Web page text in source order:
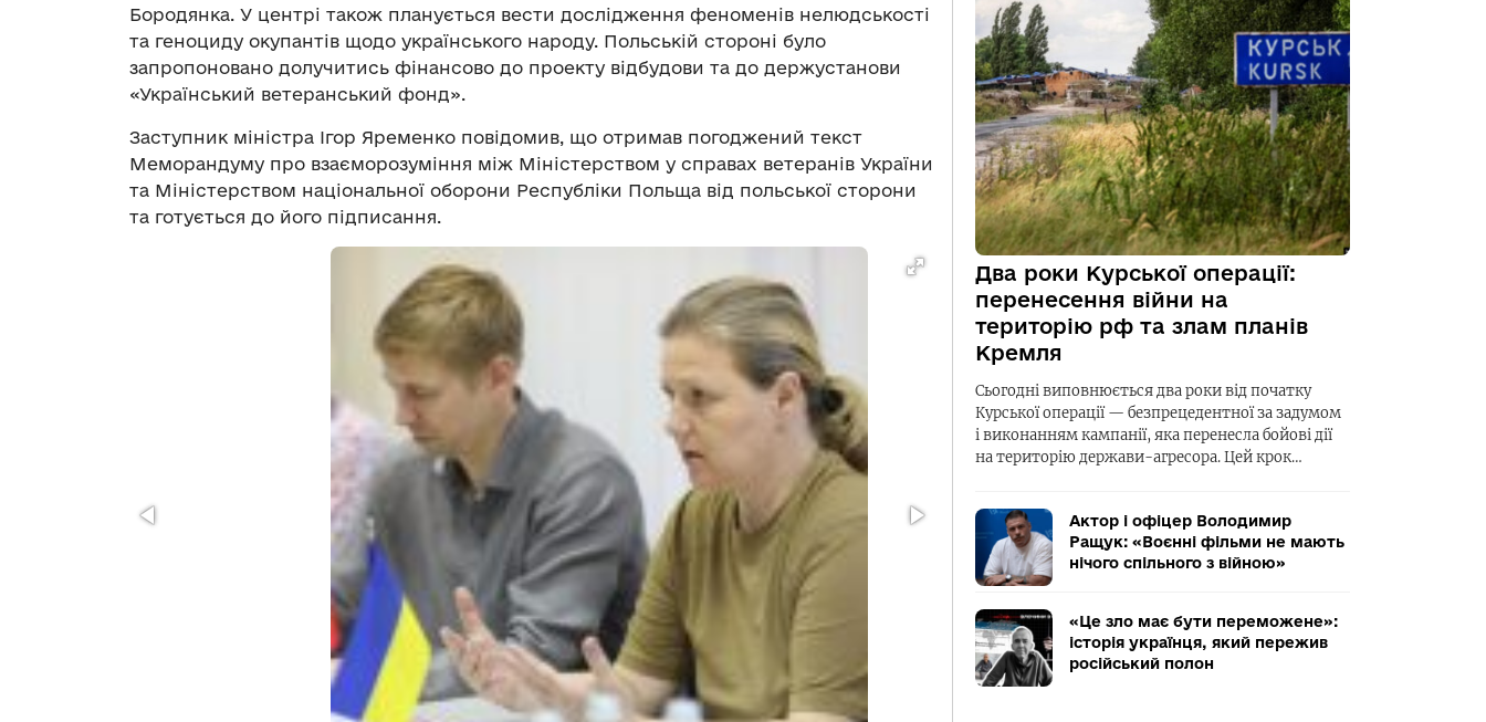
Бородянка. У центрі також планується вести дослідження феноменів нелюдськості
та геноциду окупантів щодо українського народу. Польській стороні було
запропоновано долучитись фінансово до проекту відбудови та до держустанови
«Український ветеранський фонд».
Заступник міністра Ігор Яременко повідомив, що отримав погоджений текст
Меморандуму про взаєморозуміння між Міністерством у справах ветеранів України
та Міністерством національної оборони Республіки Польща від польської сторони
та готується до його підписання.
Два роки Курської операції:
перенесення війни на
територію рф та злам планів
Кремля
Сьогодні виповнюється два роки від початку
Курської операції — безпрецедентної за задумом
і виконанням кампанії, яка перенесла бойові дії
на територію держави-агресора. Цей крок…
Актор і офіцер Володимир
Ращук: «Воєнні фільми не мають
нічого спільного з війною»
«Це зло має бути переможене»:
історія українця, який пережив
російський полон